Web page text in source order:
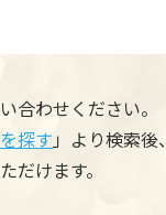
合わせください。
探す」より検索後、
だけます。